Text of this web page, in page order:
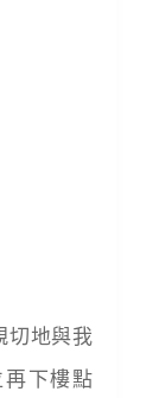
切地與我
下樓點